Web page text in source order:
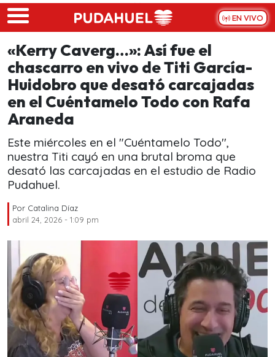
Skip to main content
EN VIVO
«Kerry Caverg…»: Así fue el
chascarro en vivo de Titi García-
Huidobro que desató carcajadas
en el Cuéntamelo Todo con Rafa
Araneda
Este miércoles en el "Cuéntamelo Todo'',
nuestra Titi cayó en una brutal broma que
desató las carcajadas en el estudio de Radio
Pudahuel.
Por Catalina Díaz
abril 24, 2026 - 1:09 pm